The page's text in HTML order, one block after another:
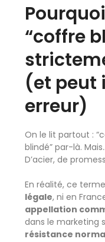
“coffre
(et peut
erreur)
On le lit partout :
blindé” par-là.
D’acier, de
En réalité, ce terme
légale, ni en
appellation
dans le marketing
résistance